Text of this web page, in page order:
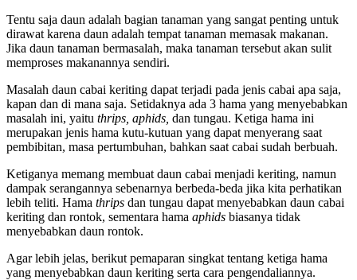
Tentu saja daun adalah bagian tanaman yang sangat penting untuk
dirawat karena daun adalah tempat tanaman memasak makanan.
Jika daun tanaman bermasalah, maka tanaman tersebut akan sulit
memproses makanannya sendiri.
Masalah daun cabai keriting dapat terjadi pada jenis cabai apa saja,
kapan dan di mana saja. Setidaknya ada 3 hama yang menyebabkan
masalah ini, yaitu thrips, aphids, dan tungau. Ketiga hama ini
merupakan jenis hama kutu-kutuan yang dapat menyerang saat
pembibitan, masa pertumbuhan, bahkan saat cabai sudah berbuah.
Ketiganya memang membuat daun cabai menjadi keriting, namun
dampak serangannya sebenarnya berbeda-beda jika kita perhatikan
lebih teliti. Hama thrips dan tungau dapat menyebabkan daun cabai
keriting dan rontok, sementara hama aphids biasanya tidak
menyebabkan daun rontok.
Agar lebih jelas, berikut pemaparan singkat tentang ketiga hama
yang menyebabkan daun keriting serta cara pengendaliannya.